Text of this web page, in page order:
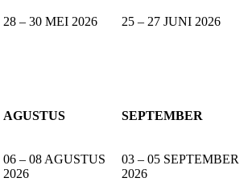
28 – 30 MEI 2026 25 – 27 JUNI 2026
AGUSTUS SEPTEMBER
06 – 08 AGUSTUS
2026
03 – 05 SEPTEMBER
2026